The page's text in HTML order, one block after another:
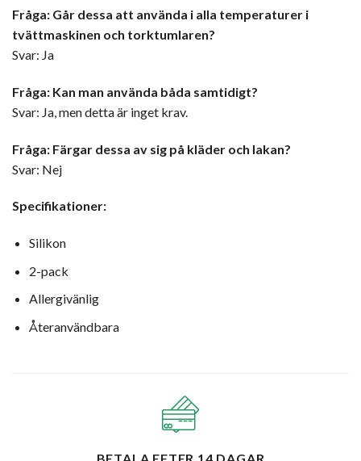
Fråga: Går dessa att använda i alla temperaturer i
tvättmaskinen och torktumlaren?
Svar: Ja
Fråga: Kan man använda båda samtidigt?
Svar: Ja, men detta är inget krav.
Fråga: Färgar dessa av sig på kläder och lakan?
Svar: Nej
Specifikationer:
Silikon
2-pack
Allergivänlig
Återanvändbara